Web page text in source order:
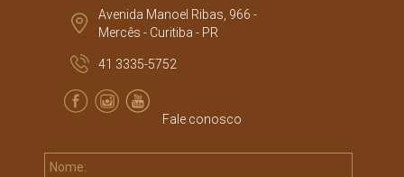
Avenida Manoel Ribas, 966 -
Mercês - Curitiba - PR
41 3335-5752
Fale conosco